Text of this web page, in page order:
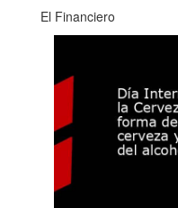
El Financiero